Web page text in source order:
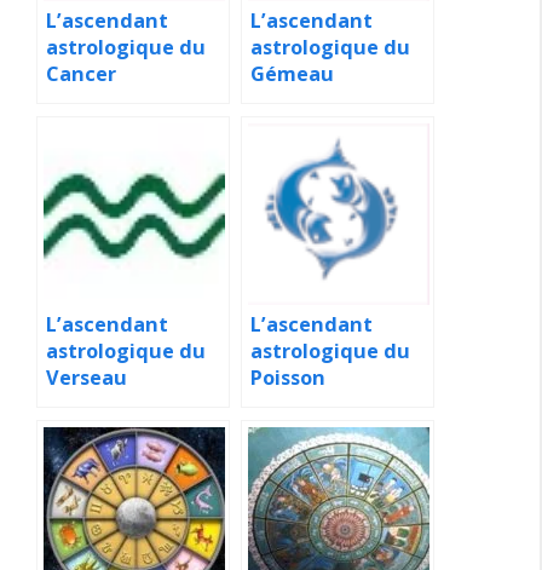
L’ascendant
astrologique du
Cancer
L’ascendant
astrologique du
Gémeau
L’ascendant
astrologique du
Verseau
L’ascendant
astrologique du
Poisson